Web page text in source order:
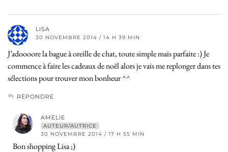
LISA
30 NOVEMBRE 2014 / 14 H 39 MIN
J’adoooore la bague à oreille de chat, toute simple mais parfaite :) Je
commence à faire les cadeaux de noël alors je vais me replonger dans tes
sélections pour trouver mon bonheur ^^
RÉPONDRE
AMELIE
AUTEUR/AUTRICE
30 NOVEMBRE 2014 / 17 H 55 MIN
Bon shopping Lisa ;)